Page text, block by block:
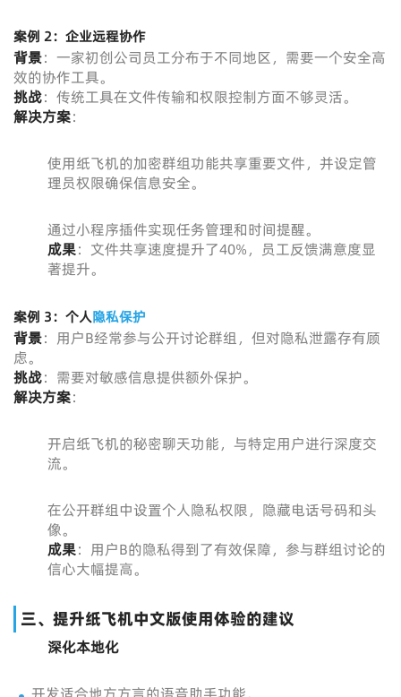
案例 2：企业远程协作
背景：一家初创公司员工分布于不同地区，需要一个安全高
效的协作工具。
挑战：传统工具在文件传输和权限控制方面不够灵活。
解决方案：
使用纸飞机的加密群组功能共享重要文件，并设定管
理员权限确保信息安全。
通过小程序插件实现任务管理和时间提醒。
成果：文件共享速度提升了40%，员工反馈满意度显
著提升。
案例 3：个人隐私保护
背景：用户B经常参与公开讨论群组，但对隐私泄露存有顾
虑。
挑战：需要对敏感信息提供额外保护。
解决方案：
开启纸飞机的秘密聊天功能，与特定用户进行深度交
流。
在公开群组中设置个人隐私权限，隐藏电话号码和头
像。
成果：用户B的隐私得到了有效保障，参与群组讨论的
信心大幅提高。
三、提升纸飞机中文版使用体验的建议
深化本地化